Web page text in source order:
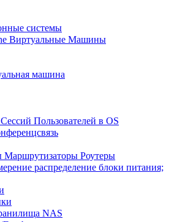
системы
Виртуальные Машины
машина
Пользователей в OS
Роутеры
распределение блоки питания;
NAS